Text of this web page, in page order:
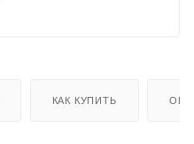
КАК КУПИТЬ